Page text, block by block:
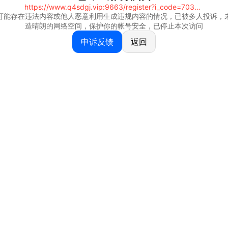
https://www.q4sdgj.vip:9663/register?i_code=70328081
能存在违法内容或他人恶意利用生成违规内容的情况，已被多人投诉，
造晴朗的网络空间，保护你的帐号安全，已停止本次访问
申诉反馈 返回